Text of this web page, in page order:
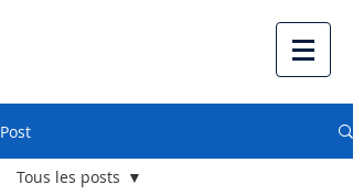
Post
Tous les posts